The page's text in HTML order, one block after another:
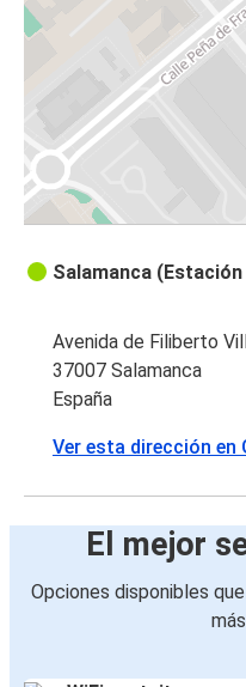
Salamanca
Avenida de Filiberto
37007 Salamanca
España
Ver esta dirección en
El mejor
Opciones disponibles